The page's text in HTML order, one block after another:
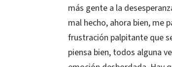
más gente a la
mal hecho, ahora bien, me
frustración palpitante que
piensa bien, todos alguna